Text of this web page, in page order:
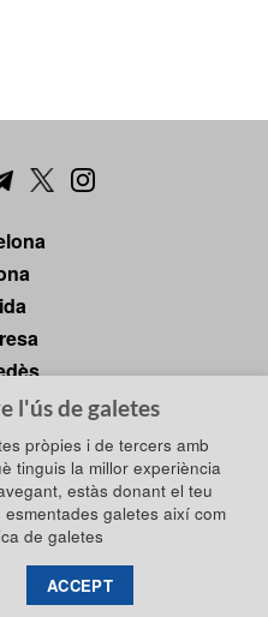
galetes
l'ús de galetes
pròpies i de tercers amb
tinguis la millor experiència
estàs donant el teu
galetes així com
de galetes
ACCEPT